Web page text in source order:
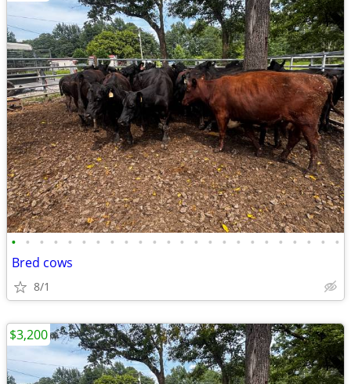
• • • • • • • • • • • • • • • • • • • • • • • •
Bred cows
8/1
$3,200